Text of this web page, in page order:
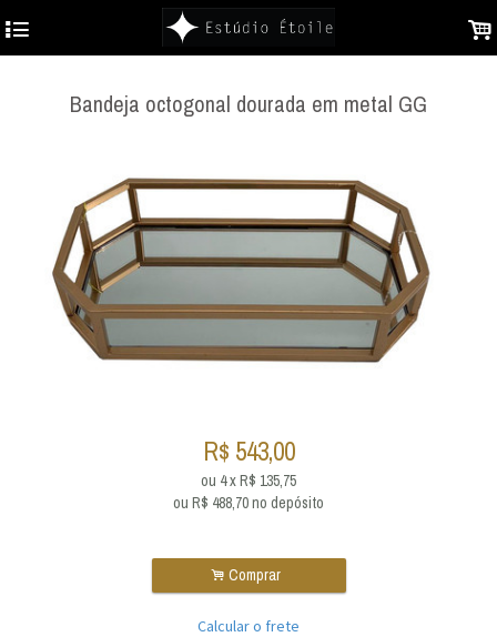
4 .
Bandeja octogonal dourada em metal GG
R$ 543,00
ou 4xR$ 135,75
ou R$ 488,70no depósito
. Comprar
Calcular o frete